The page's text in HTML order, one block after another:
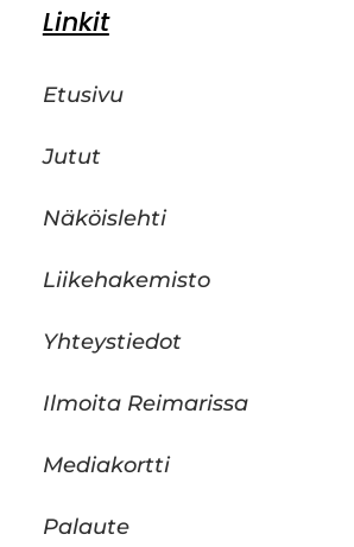
Linkit
Etusivu
Jutut
Näköislehti
Liikehakemisto
Yhteystiedot
Ilmoita Reimarissa
Mediakortti
Palaute